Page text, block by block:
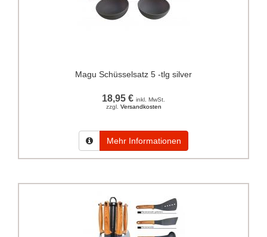
Magu Schüsselsatz 5 -tlg silver
18,95 € inkl. MwSt.
zzgl. Versandkosten
Mehr Informationen